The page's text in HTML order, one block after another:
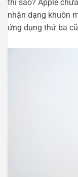
thì sao? Apple
nhận dạng khuôn
ứng dụng thứ ba